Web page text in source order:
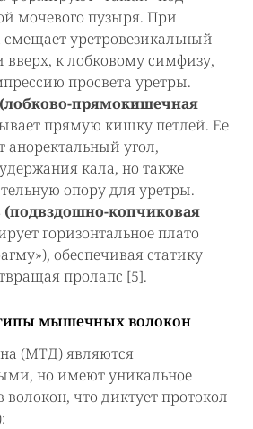
мочевого пузыря. При
уретровезикальный
вверх, к лобковому симфизу,
просвета уретры.
прямокишечная
прямую кишку петлей. Ее
аноректальный угол,
кала, но также
опору для уретры.
(подвздошно-копчиковая
горизонтальное плато
обеспечивая статику
пролапс [5].
типы мышечных волокон
(МТД) являются
но имеют уникальное
что диктует протокол